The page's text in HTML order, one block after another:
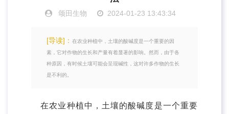
颂田生物 2024-01-23 13:43:34
[导读]： 在农业种植中，土壤的酸碱度是一个重要的因
素，它对作物的生长和产量有着显著的影响。然而，由于各
种原因，有时候土壤可能会呈现碱性，这对许多作物的生长
是不利的。
在农业种植中，土壤的酸碱度是一个重要